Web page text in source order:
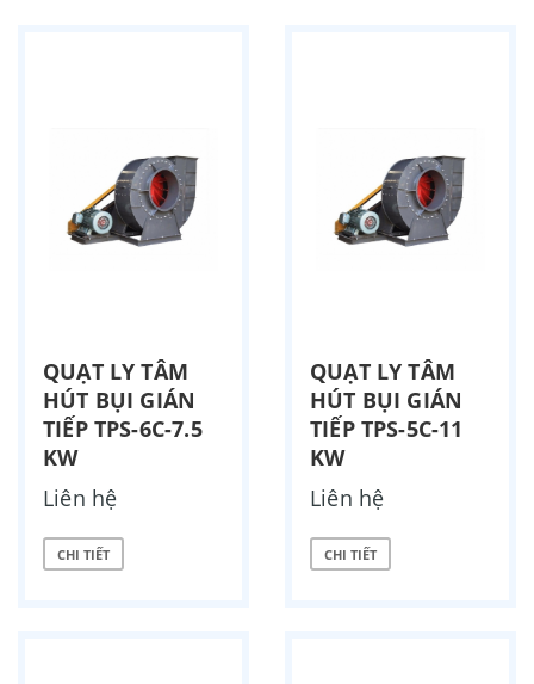
QUẠT LY TÂM
HÚT BỤI GIÁN
TIẾP TPS-6C-7.5
KW
Liên hệ
CHI TIẾT
QUẠT LY TÂM
HÚT BỤI GIÁN
TIẾP TPS-5C-11
KW
Liên hệ
CHI TIẾT